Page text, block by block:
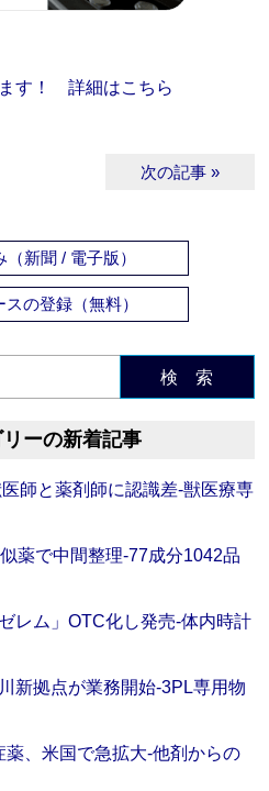
す！ 詳細はこちら
次の記事 »
新聞 / 電子版）
スの登録（無料）
検 索
ーの新着記事
師と薬剤師に認識差‐獣医療専
薬で中間整理‐77成分1042品
レム」OTC化し発売‐体内時計
新拠点が業務開始‐3PL専用物
薬、米国で急拡大‐他剤からの